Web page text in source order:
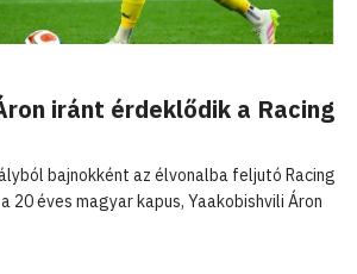
iránt érdeklődik a Racing
bajnokként az élvonalba feljutó Racing
20 éves magyar kapus, Yaakobishvili Áron